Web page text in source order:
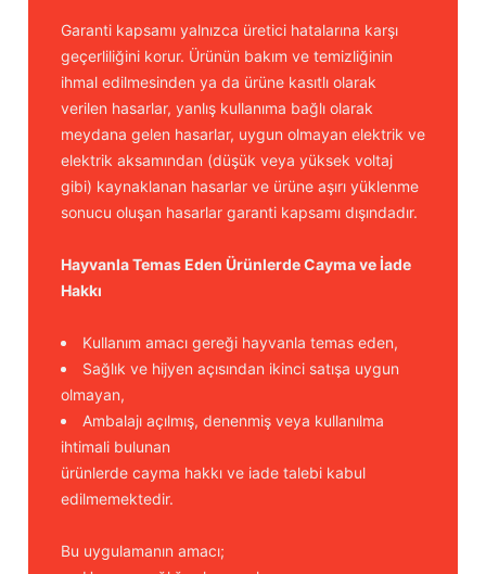
Garanti kapsamı yalnızca üretici hatalarına karşı
geçerliliğini korur. Ürünün bakım ve temizliğinin
ihmal edilmesinden ya da ürüne kasıtlı olarak
verilen hasarlar, yanlış kullanıma bağlı olarak
meydana gelen hasarlar, uygun olmayan elektrik ve
elektrik aksamından (düşük veya yüksek voltaj
gibi) kaynaklanan hasarlar ve ürüne aşırı yüklenme
sonucu oluşan hasarlar garanti kapsamı dışındadır.
Hayvanla Temas Eden Ürünlerde Cayma ve İade
Hakkı
Kullanım amacı gereği hayvanla temas eden,
Sağlık ve hijyen açısından ikinci satışa uygun
olmayan,
Ambalajı açılmış, denenmiş veya kullanılma
ihtimali bulunan
ürünlerde cayma hakkı ve iade talebi kabul
edilmemektedir.
Bu uygulamanın amacı;